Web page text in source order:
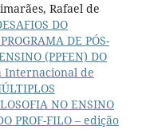
Rafael de
DO
DE PÓS-
(PPFEN) DO
Internacional de
NO ENSINO
PROF-FILO – edição